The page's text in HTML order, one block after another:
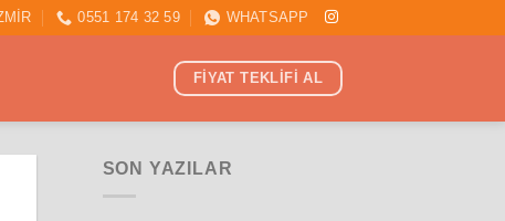
0551 174 32 59 WHATSAPP
FİYAT TEKLİFİ AL
SON YAZILAR